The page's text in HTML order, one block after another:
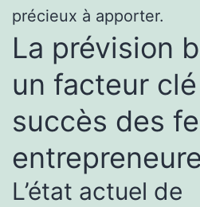
précieux à apporter.
La prévision
un facteur
succès des
L’état actuel de